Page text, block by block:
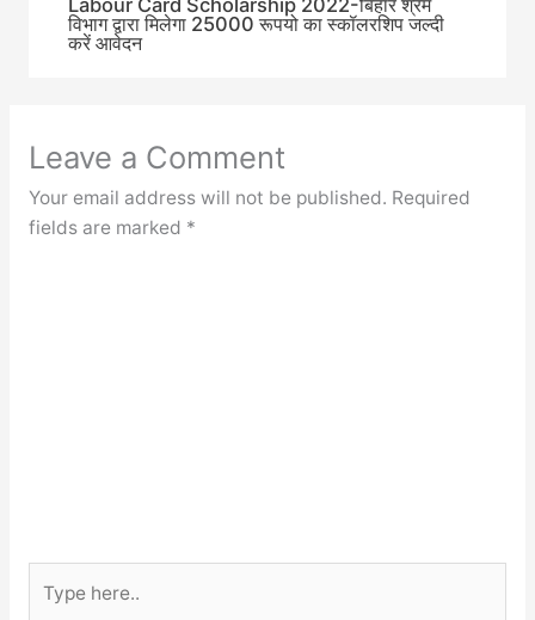
Labour Card Scholarship 2022-बिहार श्रम
विभाग द्वारा मिलेगा 25000 रूपयो का स्कॉलरशिप जल्दी
करें आवेदन
Leave a Comment
Your email address will not be published. Required
fields are marked *
here..